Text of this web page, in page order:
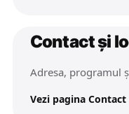
Contact și
Adresa, programul
Vezi pagina Contact